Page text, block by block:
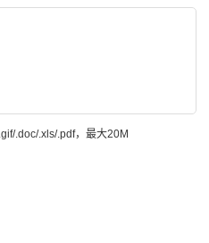
.doc/.xls/.pdf，最大20M